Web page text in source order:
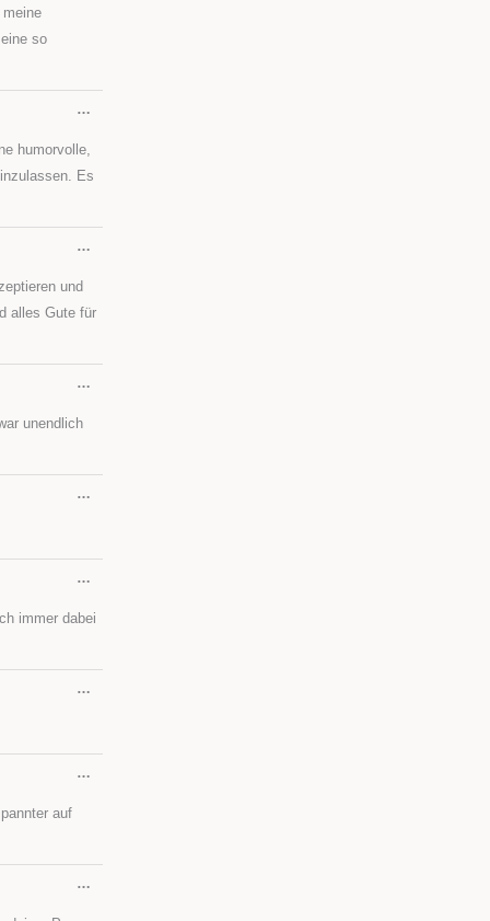
so
humorvolle,
Es
…
und
alles Gute für
…
unendlich
…
…
immer dabei
…
…
auf
…
…